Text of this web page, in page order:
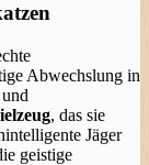
Abwechslung in
und
, das sie
Jäger
geistige